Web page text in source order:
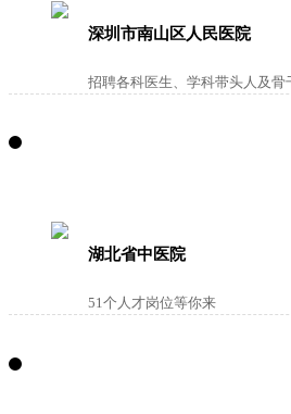
深圳市南山区人民医院
招聘各科医生、学科带头人及骨
湖北省中医院
51个人才岗位等你来